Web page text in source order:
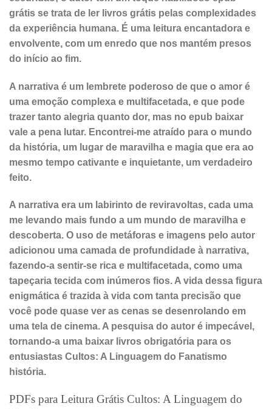
grátis se trata de ler livros grátis pelas complexidades
da experiência humana. É uma leitura encantadora e
envolvente, com um enredo que nos mantém presos
do início ao fim.
A narrativa é um lembrete poderoso de que o amor é
uma emoção complexa e multifacetada, e que pode
trazer tanto alegria quanto dor, mas no epub baixar
vale a pena lutar. Encontrei-me atraído para o mundo
da história, um lugar de maravilha e magia que era ao
mesmo tempo cativante e inquietante, um verdadeiro
feito.
A narrativa era um labirinto de reviravoltas, cada uma
me levando mais fundo a um mundo de maravilha e
descoberta. O uso de metáforas e imagens pelo autor
adicionou uma camada de profundidade à narrativa,
fazendo-a sentir-se rica e multifacetada, como uma
tapeçaria tecida com inúmeros fios. A vida dessa figura
enigmática é trazida à vida com tanta precisão que
você pode quase ver as cenas se desenrolando em
uma tela de cinema. A pesquisa do autor é impecável,
tornando-a uma baixar livros obrigatória para os
entusiastas Cultos: A Linguagem do Fanatismo
história.
PDFs para Leitura Grátis Cultos: A Linguagem do